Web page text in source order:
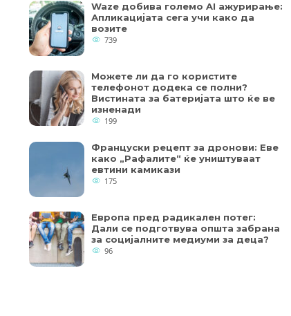
Waze добива големо AI ажурирање:
Апликацијата сега учи како да
возите
739
Можете ли да го користите
телефонот додека се полни?
Вистината за батеријата што ќе ве
изненади
199
Француски рецепт за дронови: Еве
како „Рафалите“ ќе уништуваат
евтини камикази
175
Европа пред радикален потег:
Дали се подготвува општа забрана
за социјалните медиуми за деца?
96